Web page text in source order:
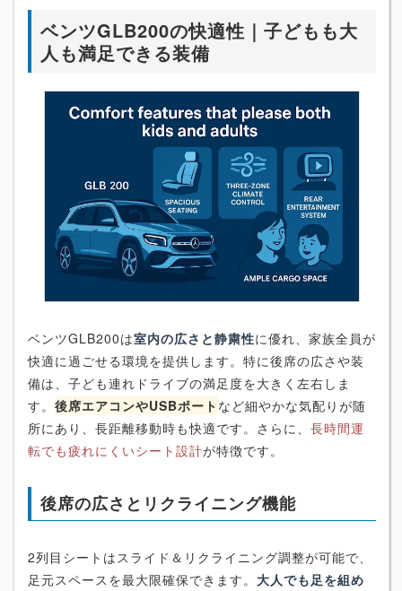
ベンツGLB200の快適性｜子どもも大
人も満足できる装備
ベンツGLB200は室内の広さと静粛性に優れ、家族全員が
快適に過ごせる環境を提供します。特に後席の広さや装
備は、子ども連れドライブの満足度を大きく左右しま
す。 後席エアコンやUSBポート など細やかな気配りが随
所にあり、長距離移動時も快適です。さらに、 長時間運
転でも疲れにくいシート設計が特徴です。
後席の広さとリクライニング機能
2列目シートはスライド＆リクライニング調整が可能で、
足元スペースを最大限確保できます。 大人でも足を組め